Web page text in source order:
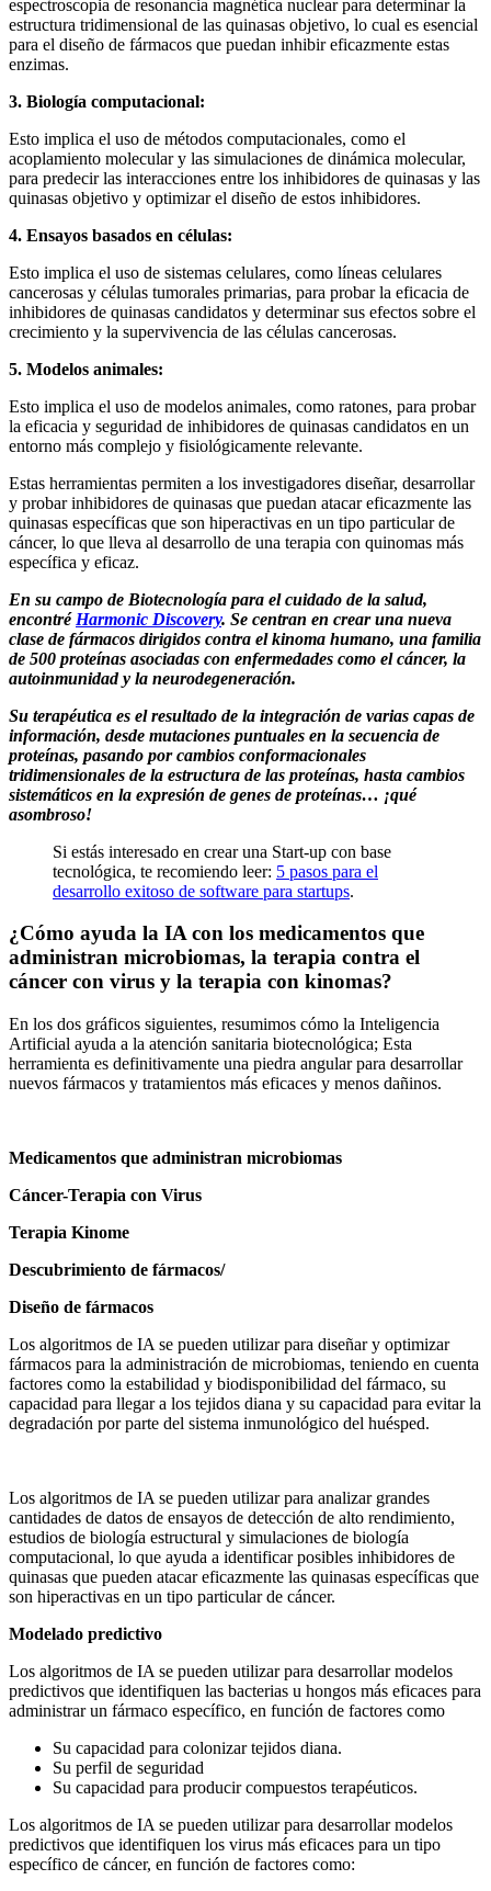
espectroscopia de resonancia magnética nuclear para determinar la
estructura tridimensional de las quinasas objetivo, lo cual es esencial
para el diseño de fármacos que puedan inhibir eficazmente estas
enzimas.
3. Biología computacional:
Esto implica el uso de métodos computacionales, como el
acoplamiento molecular y las simulaciones de dinámica molecular,
para predecir las interacciones entre los inhibidores de quinasas y las
quinasas objetivo y optimizar el diseño de estos inhibidores.
4. Ensayos basados ​​en células:
Esto implica el uso de sistemas celulares, como líneas celulares
cancerosas y células tumorales primarias, para probar la eficacia de
inhibidores de quinasas candidatos y determinar sus efectos sobre el
crecimiento y la supervivencia de las células cancerosas.
5. Modelos animales:
Esto implica el uso de modelos animales, como ratones, para probar
la eficacia y seguridad de inhibidores de quinasas candidatos en un
entorno más complejo y fisiológicamente relevante.
Estas herramientas permiten a los investigadores diseñar, desarrollar
y probar inhibidores de quinasas que puedan atacar eficazmente las
quinasas específicas que son hiperactivas en un tipo particular de
cáncer, lo que lleva al desarrollo de una terapia con quinomas más
específica y eficaz.
En su campo de Biotecnología para el cuidado de la salud,
encontré Harmonic Discovery. Se centran en crear una nueva
clase de fármacos dirigidos contra el kinoma humano, una familia
de 500 proteínas asociadas con enfermedades como el cáncer, la
autoinmunidad y la neurodegeneración.
Su terapéutica es el resultado de la integración de varias capas de
información, desde mutaciones puntuales en la secuencia de
proteínas, pasando por cambios conformacionales
tridimensionales de la estructura de las proteínas, hasta cambios
sistemáticos en la expresión de genes de proteínas… ¡qué
asombroso!
Si estás interesado en crear una Start-up con base
tecnológica, te recomiendo leer: 5 pasos para el
desarrollo exitoso de software para startups.
¿Cómo ayuda la IA con los medicamentos que
administran microbiomas, la terapia contra el
cáncer con virus y la terapia con kinomas?
En los dos gráficos siguientes, resumimos cómo la Inteligencia
Artificial ayuda a la atención sanitaria biotecnológica; Esta
herramienta es definitivamente una piedra angular para desarrollar
nuevos fármacos y tratamientos más eficaces y menos dañinos.
Medicamentos que administran microbiomas
Cáncer-Terapia con Virus
Terapia Kinome
Descubrimiento de fármacos/
Diseño de fármacos
Los algoritmos de IA se pueden utilizar para diseñar y optimizar
fármacos para la administración de microbiomas, teniendo en cuenta
factores como la estabilidad y biodisponibilidad del fármaco, su
capacidad para llegar a los tejidos diana y su capacidad para evitar la
degradación por parte del sistema inmunológico del huésped.
Los algoritmos de IA se pueden utilizar para analizar grandes
cantidades de datos de ensayos de detección de alto rendimiento,
estudios de biología estructural y simulaciones de biología
computacional, lo que ayuda a identificar posibles inhibidores de
quinasas que pueden atacar eficazmente las quinasas específicas que
son hiperactivas en un tipo particular de cáncer.
Modelado predictivo
Los algoritmos de IA se pueden utilizar para desarrollar modelos
predictivos que identifiquen las bacterias u hongos más eficaces para
administrar un fármaco específico, en función de factores como
Su capacidad para colonizar tejidos diana.
Su perfil de seguridad
Su capacidad para producir compuestos terapéuticos.
Los algoritmos de IA se pueden utilizar para desarrollar modelos
predictivos que identifiquen los virus más eficaces para un tipo
específico de cáncer, en función de factores como: